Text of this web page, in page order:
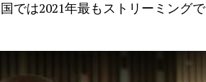
では2021年最もストリーミングで